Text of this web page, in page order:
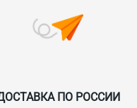
ПО РОССИИ